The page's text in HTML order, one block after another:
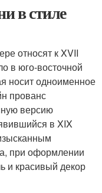
в стиле
относят к XVII
в юго-восточной
носит одноименное
прованс
версию
в XIX
при оформлении
и красивый декор